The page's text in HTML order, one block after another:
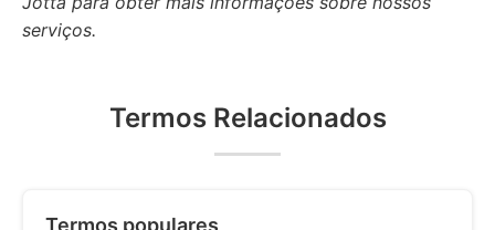
serviços.
Termos Relacionados
Termos populares